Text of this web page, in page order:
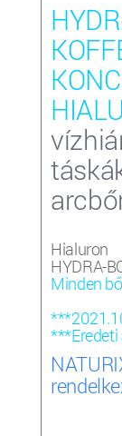
HYDRA-
Minden